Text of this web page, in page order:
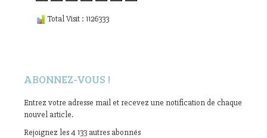
Total Visit : 1126333
ABONNEZ-VOUS !
Entrez votre adresse mail et recevez une notification de chaque
nouvel article.
Rejoignez les 4 133 autres abonnés